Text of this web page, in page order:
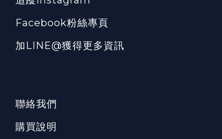
Facebook粉絲專頁
加LINE@獲得更多資訊
聯絡我們
購買說明